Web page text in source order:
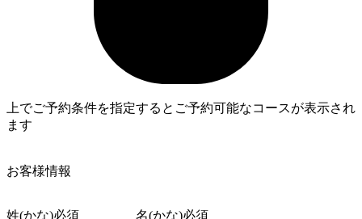
上でご予約条件を指定するとご予約可能なコースが表示され
ます
お客様情報
姓(かな)必須 名(かな)必須